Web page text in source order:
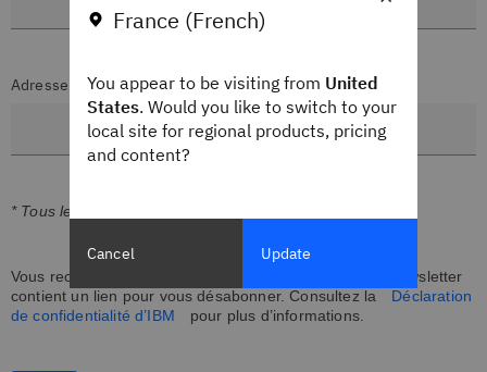
Adresse e-mail professionnelle*
* Tous les champs sont obligatoires
Vous recevrez votre abonnement en anglais. Chaque newsletter
contient un lien pour vous désabonner. Consultez la
Déclaration
de confidentialité d’IBM
pour plus d’informations.
France (French)
You appear to be visiting from United
States. Would you like to switch to your
local site for regional products, pricing
and content?
Cancel Update